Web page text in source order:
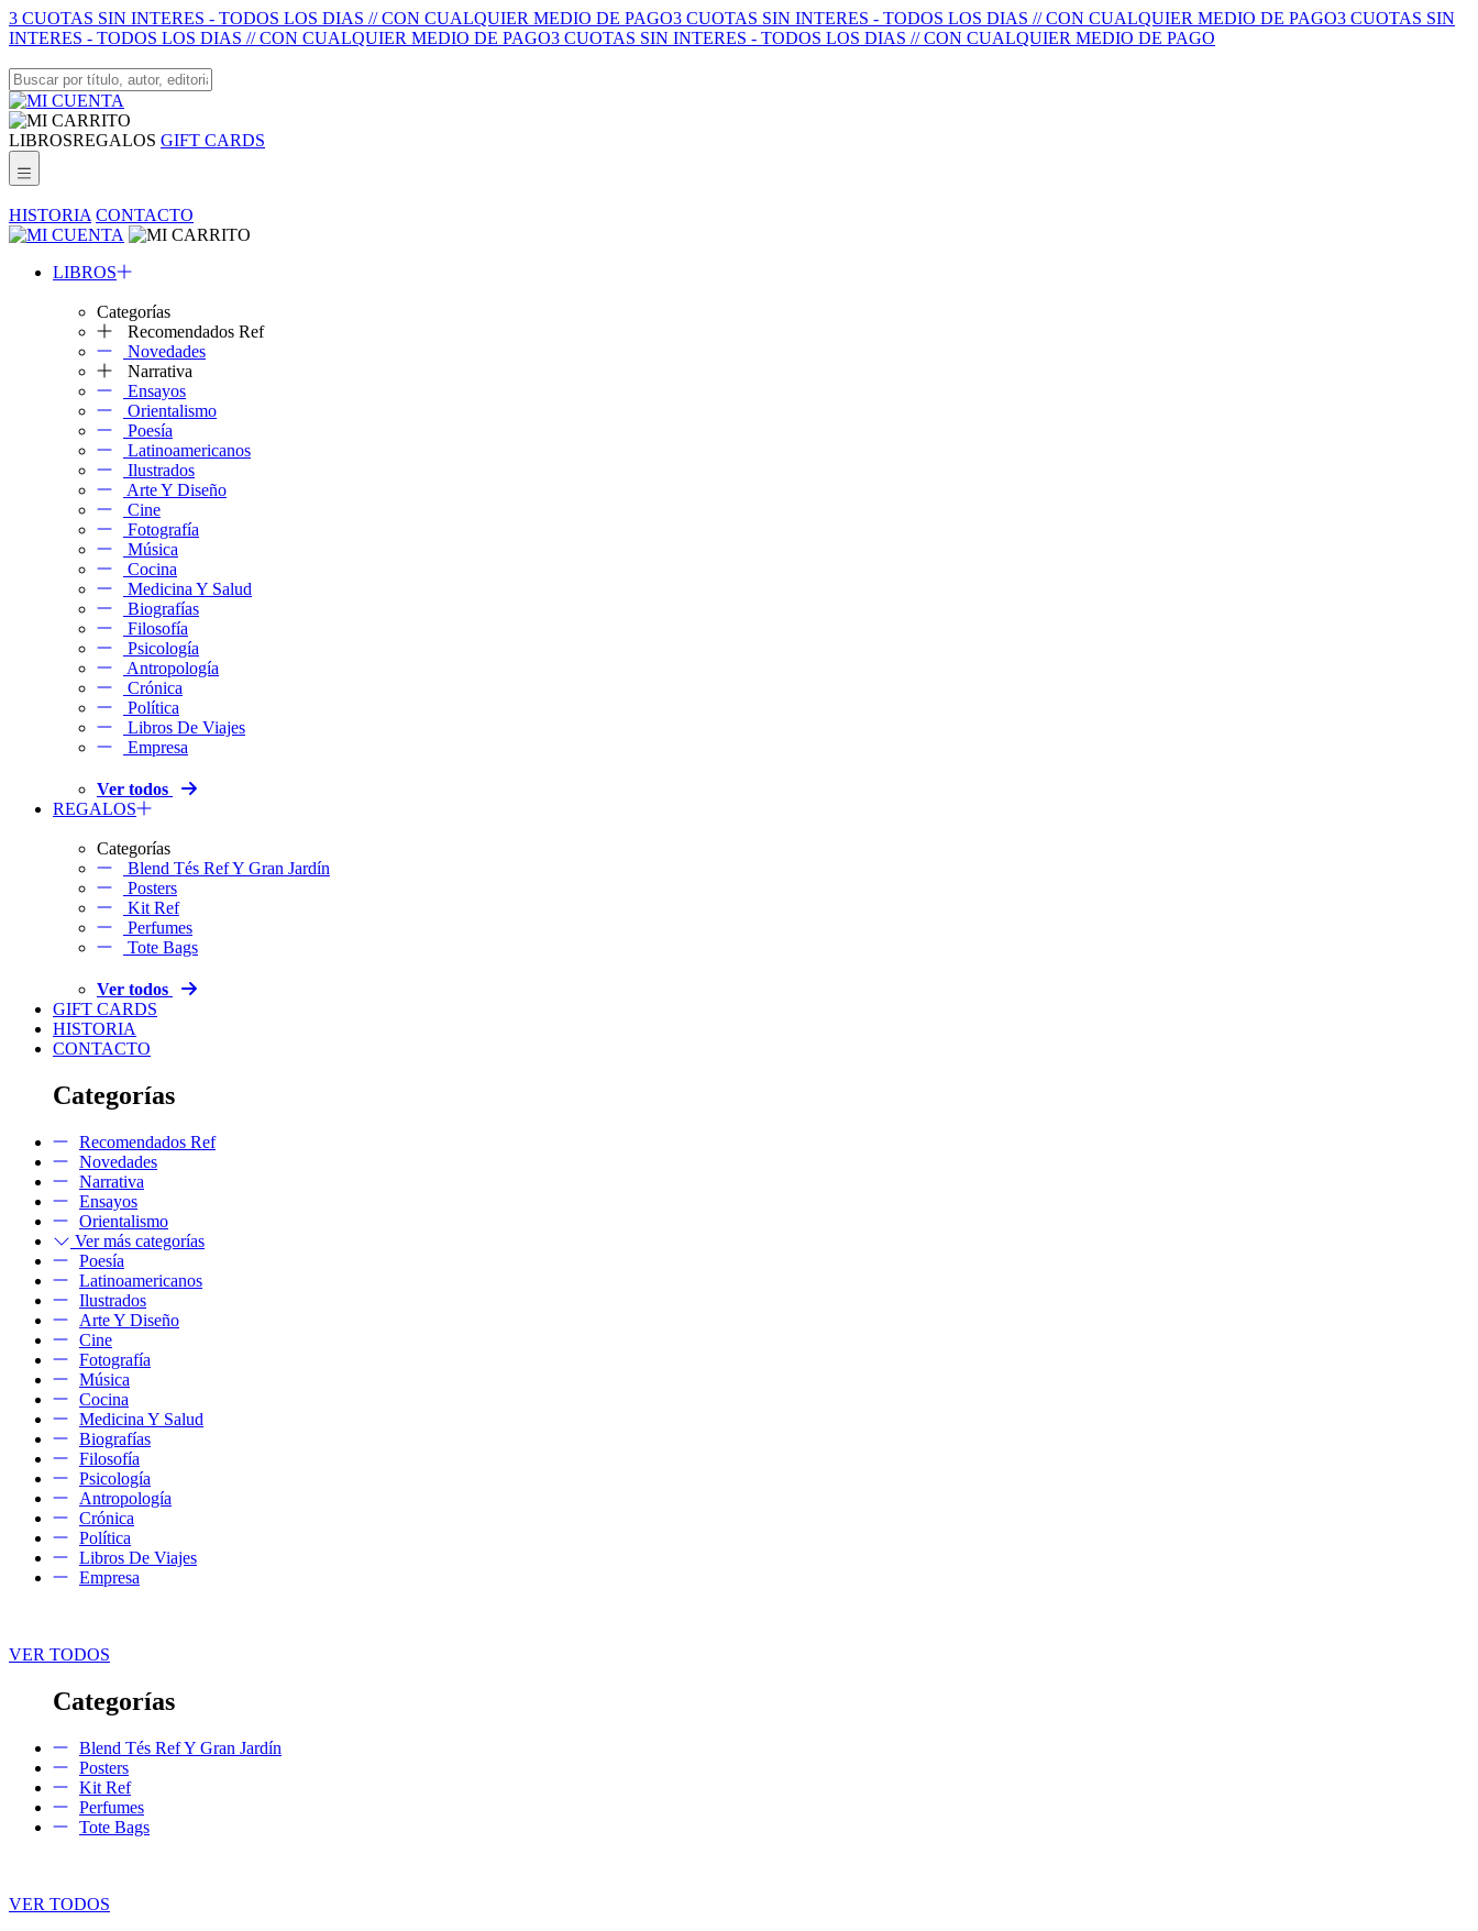
3 CUOTAS SIN INTERES - TODOS LOS DIAS // CON CUALQUIER MEDIO DE PAGO3 CUOTAS SIN INTERES - TODOS LOS DIAS // CON CUALQUIER MEDIO DE PAGO3 CUOTAS SIN
INTERES - TODOS LOS DIAS // CON CUALQUIER MEDIO DE PAGO3 CUOTAS SIN INTERES - TODOS LOS DIAS // CON CUALQUIER MEDIO DE PAGO
LIBROSREGALOS GIFT CARDS
HISTORIA CONTACTO
LIBROS
Categorías
Recomendados Ref
Novedades
Narrativa
Ensayos
Orientalismo
Poesía
Latinoamericanos
Ilustrados
Arte Y Diseño
Cine
Fotografía
Música
Cocina
Medicina Y Salud
Biografías
Filosofía
Psicología
Antropología
Crónica
Política
Libros De Viajes
Empresa
Ver todos
REGALOS
Categorías
Blend Tés Ref Y Gran Jardín
Posters
Kit Ref
Perfumes
Tote Bags
Ver todos
GIFT CARDS
HISTORIA
CONTACTO
Categorías
Recomendados Ref
Novedades
Narrativa
Ensayos
Orientalismo
Ver más categorías
Poesía
Latinoamericanos
Ilustrados
Arte Y Diseño
Cine
Fotografía
Música
Cocina
Medicina Y Salud
Biografías
Filosofía
Psicología
Antropología
Crónica
Política
Libros De Viajes
Empresa
VER TODOS
Categorías
Blend Tés Ref Y Gran Jardín
Posters
Kit Ref
Perfumes
Tote Bags
VER TODOS